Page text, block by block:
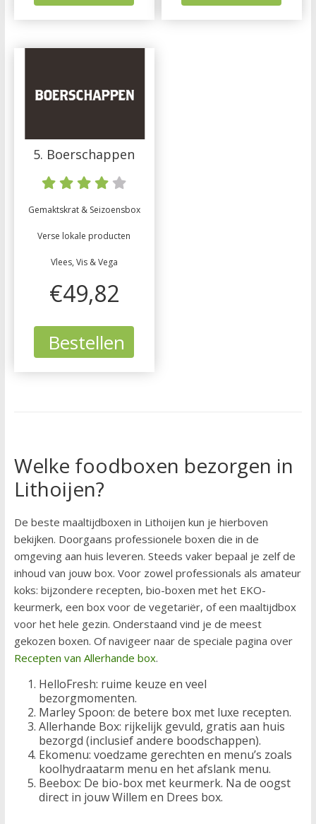
5. Boerschappen
Gemaktskrat & Seizoensbox
Verse lokale producten
Vlees, Vis & Vega
€49,82
Bestellen
Welke foodboxen bezorgen in
Lithoijen?
De beste maaltijdboxen in Lithoijen kun je hierboven
bekijken. Doorgaans professionele boxen die in de
omgeving aan huis leveren. Steeds vaker bepaal je zelf de
inhoud van jouw box. Voor zowel professionals als amateur
koks: bijzondere recepten, bio-boxen met het EKO-
keurmerk, een box voor de vegetariër, of een maaltijdbox
voor het hele gezin. Onderstaand vind je de meest
gekozen boxen. Of navigeer naar de speciale pagina over
Recepten van Allerhande box.
HelloFresh: ruime keuze en veel
bezorgmomenten.
Marley Spoon: de betere box met luxe recepten.
Allerhande Box: rijkelijk gevuld, gratis aan huis
bezorgd (inclusief andere boodschappen).
Ekomenu: voedzame gerechten en menu’s zoals
koolhydraatarm menu en het afslank menu.
Beebox: De bio-box met keurmerk. Na de oogst
direct in jouw Willem en Drees box.